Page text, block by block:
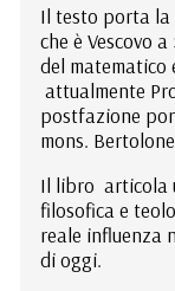
Il testo porta la
che è Vescovo
del matematico
attualmente
postfazione
mons.
Il libro articola
filosofica e
reale influenza
di oggi.